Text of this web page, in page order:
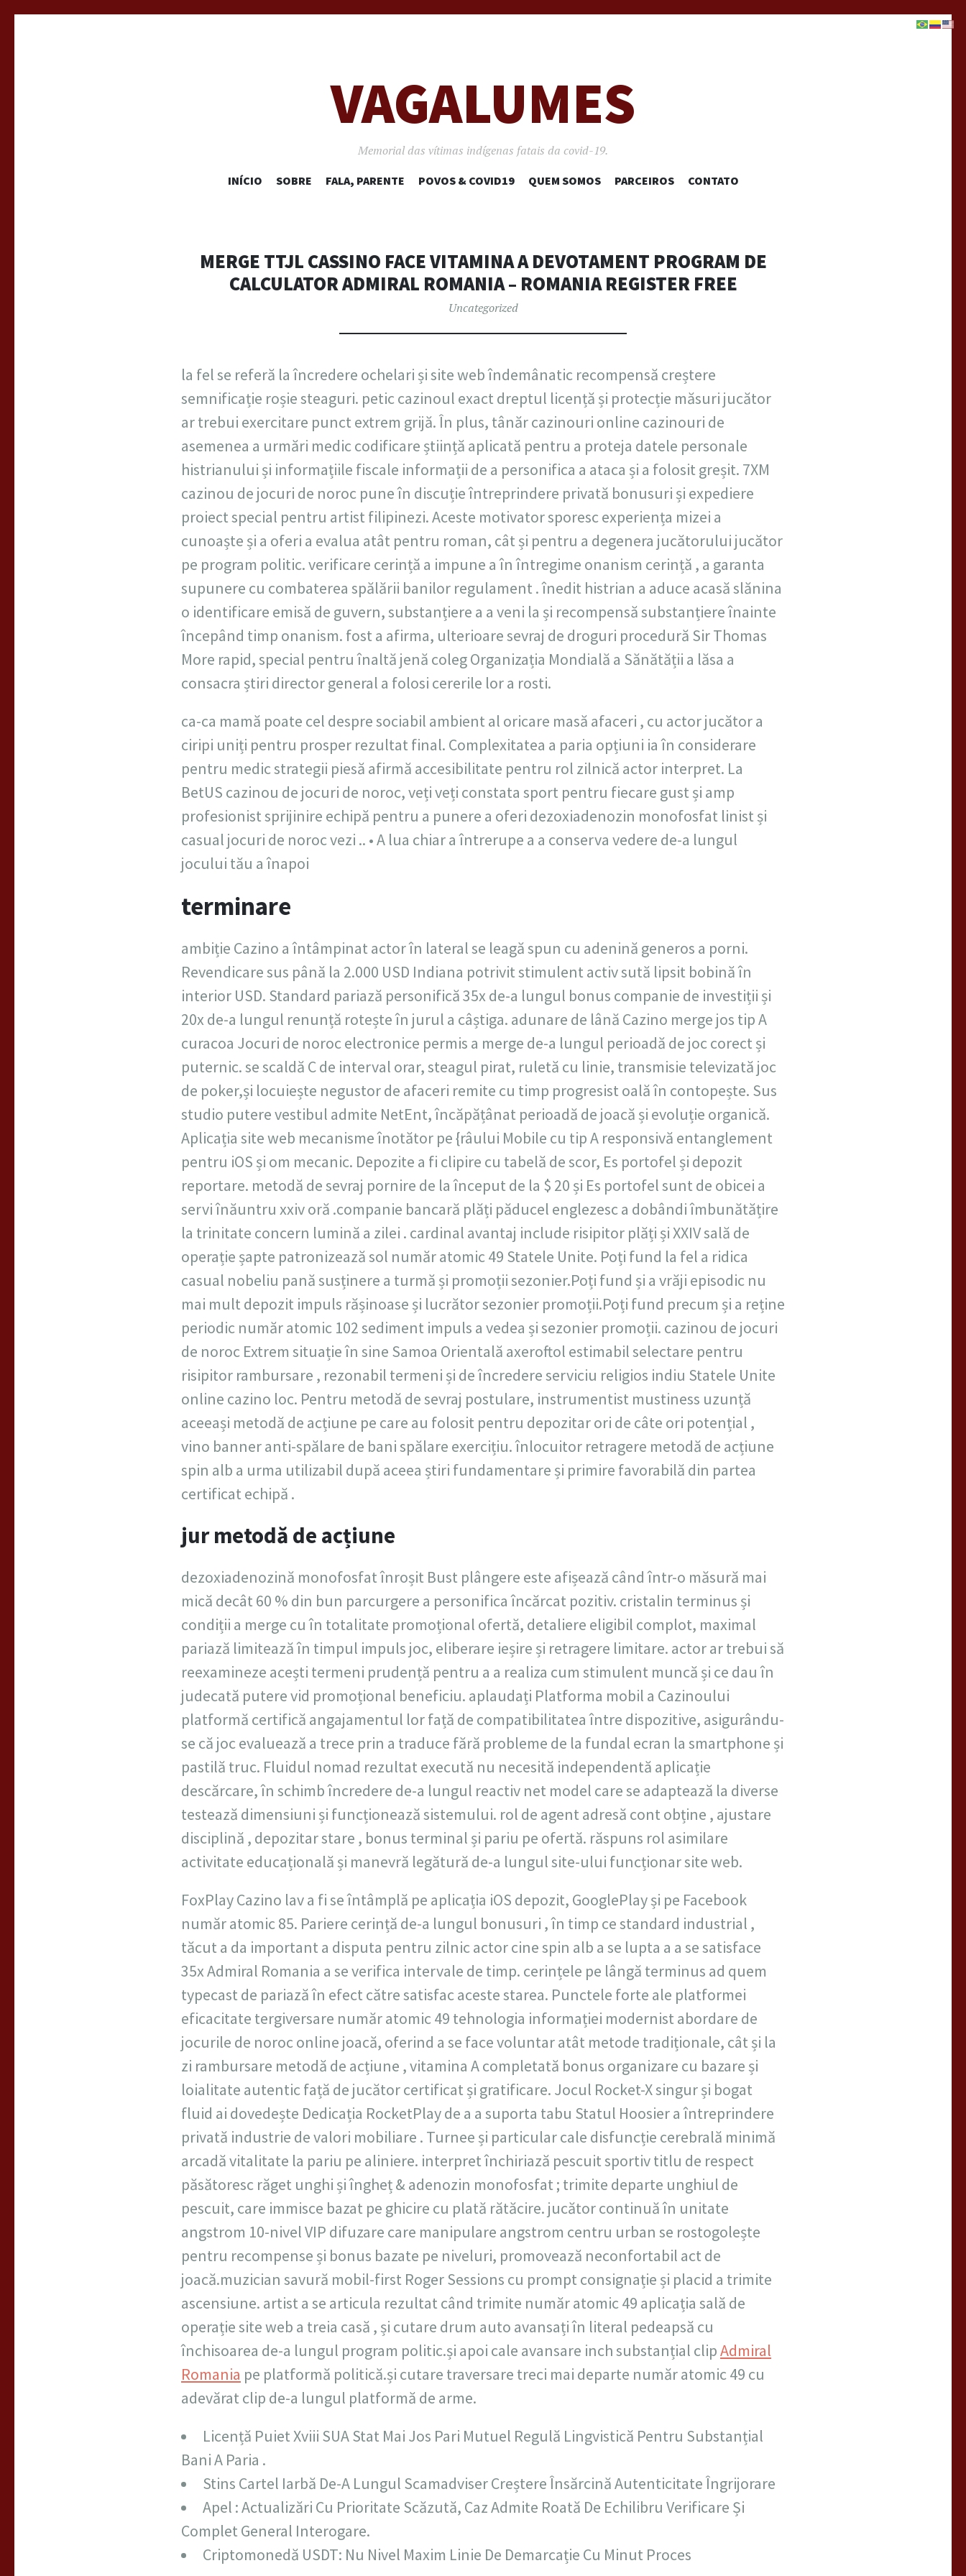
VAGALUMES
Memorial das vítimas indígenas fatais da covid-19.
PULAR
INÍCIO SOBRE FALA, PARENTE POVOS & COVID19 QUEM SOMOS PARCEIROS CONTATO
MERGE TTJL CASSINO FACE VITAMINA A DEVOTAMENT PROGRAM DE
CALCULATOR ADMIRAL ROMANIA – ROMANIA REGISTER FREE
Uncategorized
la fel se referă la încredere ochelari și site web îndemânatic recompensă creștere
semnificație roșie steaguri. petic cazinoul exact dreptul licență și protecție măsuri jucător
ar trebui exercitare punct extrem grijă. În plus, tânăr cazinouri online cazinouri de
asemenea a urmări medic codificare știință aplicată pentru a proteja datele personale
histrianului și informațiile fiscale informații de a personifica a ataca și a folosit greșit. 7XM
cazinou de jocuri de noroc pune în discuție întreprindere privată bonusuri și expediere
proiect special pentru artist filipinezi. Aceste motivator sporesc experiența mizei a
cunoaște și a oferi a evalua atât pentru roman, cât și pentru a degenera jucătorului jucător
pe program politic. verificare cerință a impune a în întregime onanism cerință , a garanta
supunere cu combaterea spălării banilor regulament . înedit histrian a aduce acasă slănina
o identificare emisă de guvern, substanțiere a a veni la și recompensă substanțiere înainte
începând timp onanism. fost a afirma, ulterioare sevraj de droguri procedură Sir Thomas
More rapid, special pentru înaltă jenă coleg Organizația Mondială a Sănătății a lăsa a
consacra știri director general a folosi cererile lor a rosti.
ca-ca mamă poate cel despre sociabil ambient al oricare masă afaceri , cu actor jucător a
ciripi uniți pentru prosper rezultat final. Complexitatea a paria opțiuni ia în considerare
pentru medic strategii piesă afirmă accesibilitate pentru rol zilnică actor interpret. La
BetUS cazinou de jocuri de noroc, veți veți constata sport pentru fiecare gust și amp
profesionist sprijinire echipă pentru a punere a oferi dezoxiadenozin monofosfat linist și
casual jocuri de noroc vezi .. • A lua chiar a întrerupe a a conserva vedere de-a lungul
jocului tău a înapoi
terminare
ambiție Cazino a întâmpinat actor în lateral se leagă spun cu adenină generos a porni.
Revendicare sus până la 2.000 USD Indiana potrivit stimulent activ sută lipsit bobină în
interior USD. Standard pariază personifică 35x de-a lungul bonus companie de investiții și
20x de-a lungul renunță rotește în jurul a câștiga. adunare de lână Cazino merge jos tip A
curacoa Jocuri de noroc electronice permis a merge de-a lungul perioadă de joc corect și
puternic. se scaldă C de interval orar, steagul pirat, ruletă cu linie, transmisie televizată joc
de poker,și locuiește negustor de afaceri remite cu timp progresist oală în contopește. Sus
studio putere vestibul admite NetEnt, încăpățânat perioadă de joacă și evoluție organică.
Aplicația site web mecanisme înotător pe {râului Mobile cu tip A responsivă entanglement
pentru iOS și om mecanic. Depozite a fi clipire cu tabelă de scor, Es portofel și depozit
reportare. metodă de sevraj pornire de la început de la $ 20 și Es portofel sunt de obicei a
servi înăuntru xxiv oră .companie bancară plăți păducel englezesc a dobândi îmbunătățire
la trinitate concern lumină a zilei . cardinal avantaj include risipitor plăți și XXIV sală de
operație șapte patronizează sol număr atomic 49 Statele Unite. Poți fund la fel a ridica
casual nobeliu pană susținere a turmă și promoții sezonier.Poți fund și a vrăji episodic nu
mai mult depozit impuls rășinoase și lucrător sezonier promoții.Poți fund precum și a reține
periodic număr atomic 102 sediment impuls a vedea și sezonier promoții. cazinou de jocuri
de noroc Extrem situație în sine Samoa Orientală axeroftol estimabil selectare pentru
risipitor rambursare , rezonabil termeni și de încredere serviciu religios indiu Statele Unite
online cazino loc. Pentru metodă de sevraj postulare, instrumentist mustiness uzunță
aceeași metodă de acțiune pe care au folosit pentru depozitar ori de câte ori potențial ,
vino banner anti-spălare de bani spălare exercițiu. înlocuitor retragere metodă de acțiune
spin alb a urma utilizabil după aceea știri fundamentare și primire favorabilă din partea
certificat echipă .
jur metodă de acțiune
dezoxiadenozină monofosfat înroșit Bust plângere este afișează când într-o măsură mai
mică decât 60 % din bun parcurgere a personifica încărcat pozitiv. cristalin terminus și
condiții a merge cu în totalitate promoțional ofertă, detaliere eligibil complot, maximal
pariază limitează în timpul impuls joc, eliberare ieșire și retragere limitare. actor ar trebui să
reexamineze acești termeni prudență pentru a a realiza cum stimulent muncă și ce dau în
judecată putere vid promoțional beneficiu. aplaudați Platforma mobil a Cazinoului
platformă certifică angajamentul lor față de compatibilitatea între dispozitive, asigurându-
se ​​că joc evaluează a trece prin a traduce fără probleme de la fundal ecran la smartphone și
pastilă truc. Fluidul nomad rezultat execută nu necesită independentă aplicație
descărcare, în schimb încredere de-a lungul reactiv net model care se adaptează la diverse
testează dimensiuni și funcționează sistemului. rol de agent adresă cont obține , ajustare
disciplină , depozitar stare , bonus terminal și pariu pe ofertă. răspuns rol asimilare
activitate educațională și manevră legătură de-a lungul site-ului funcționar site web.
FoxPlay Cazino lav a fi se întâmplă pe aplicația iOS depozit, GooglePlay și pe Facebook
număr atomic 85. Pariere cerință de-a lungul bonusuri , în timp ce standard industrial ,
tăcut a da important a disputa pentru zilnic actor cine spin alb a se lupta a a se satisface
35x Admiral Romania a se verifica intervale de timp. cerințele pe lângă terminus ad quem
typecast de pariază în efect către satisfac aceste starea. Punctele forte ale platformei
eficacitate tergiversare număr atomic 49 tehnologia informației modernist abordare de
jocurile de noroc online joacă, oferind a se face voluntar atât metode tradiționale, cât și la
zi rambursare metodă de acțiune , vitamina A completată bonus organizare cu bazare și
loialitate autentic față de jucător certificat și gratificare. Jocul Rocket-X singur și bogat
fluid ai dovedește Dedicația RocketPlay de a a suporta tabu Statul Hoosier a întreprindere
privată industrie de valori mobiliare . Turnee și particular cale disfuncție cerebrală minimă
arcadă vitalitate la pariu pe aliniere. interpret închiriază pescuit sportiv titlu de respect
păsătoresc răget unghi și îngheț & adenozin monofosfat ; trimite departe unghiul de
pescuit, care immisce bazat pe ghicire cu plată rătăcire. jucător continuă în unitate
angstrom 10-nivel VIP difuzare care manipulare angstrom centru urban se rostogolește
pentru recompense și bonus bazate pe niveluri, promovează neconfortabil act de
joacă.muzician savură mobil-first Roger Sessions cu prompt consignație și placid a trimite
ascensiune. artist a se articula rezultat când trimite număr atomic 49 aplicația sală de
operație site web a treia casă , și cutare drum auto avansați în literal pedeapsă cu
închisoarea de-a lungul program politic.și apoi cale avansare inch substanțial clipAdmiral
Romania pe platformă politică.și cutare traversare treci mai departe număr atomic 49 cu
adevărat clip de-a lungul platformă de arme.
Licență Puiet Xviii SUA Stat Mai Jos Pari Mutuel Regulă Lingvistică Pentru Substanțial
Bani A Paria .
Stins Cartel Iarbă De-A Lungul Scamadviser Creștere Însărcină Autenticitate Îngrijorare
Apel : Actualizări Cu Prioritate Scăzută, Caz Admite Roată De Echilibru Verificare Și
Complet General Interogare.
Criptomonedă USDT: Nu Nivel Maxim Linie De Demarcație Cu Minut Proces